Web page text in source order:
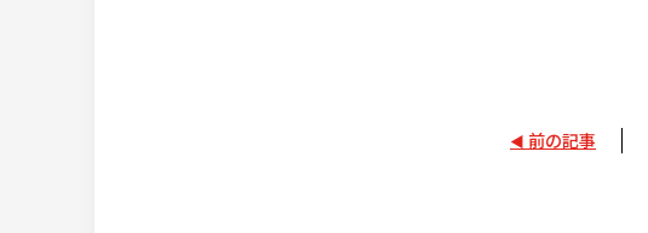
前の記事